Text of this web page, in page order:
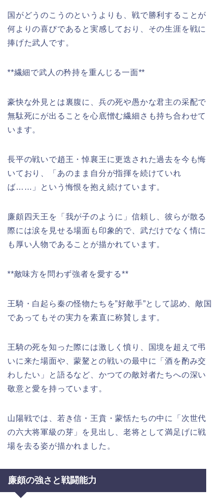
国がどうのこうのというよりも、戦で勝利することが
何よりの喜びであると実感しており、その生涯を戦に
捧げた武人です。
**繊細で武人の矜持を重んじる一面**
豪快な外見とは裏腹に、兵の死や愚かな君主の采配で
無駄死にが出ることを心底憎む繊細さも持ち合わせて
います。
長平の戦いで趙王・悼襄王に更迭された過去を今も悔
いており、「あのまま自分が指揮を続けていれ
ば……」という悔恨を抱え続けています。
廉頗四天王を「我が子のように」信頼し、彼らが散る
際には涙を見せる場面も印象的で、武だけでなく情に
も厚い人物であることが描かれています。
**敵味方を問わず強者を愛する**
王騎・白起ら秦の怪物たちを”好敵手”として認め、敵国
であってもその実力を素直に称賛します。
王騎の死を知った際には激しく憤り、国境を超えて弔
いに来た場面や、蒙驁との戦いの最中に「酒を酌み交
わしたい」と語るなど、かつての敵対者たちへの深い
敬意と愛を持っています。
山陽戦では、若き信・王賁・蒙恬たちの中に「次世代
の六大将軍級の芽」を見出し、老将として満足げに戦
場を去る姿が描かれました。
廉頗の強さと戦闘能力